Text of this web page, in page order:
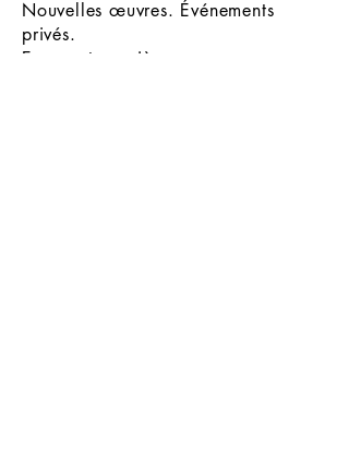
Nouvelles œuvres. Événements
privés.
En avant-première.